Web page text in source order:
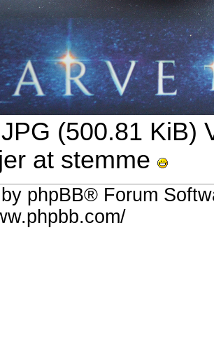
(500.81 KiB)
at stemme
phpBB® Forum